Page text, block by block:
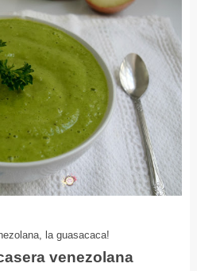
la guasacaca!
venezolana